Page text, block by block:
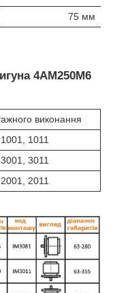
75 мм
4АМ250М6
виконання
1011
3011
2011